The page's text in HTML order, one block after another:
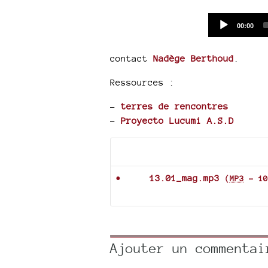
Current
00:00
contact Nadège Berthoud
Ressources :
– terres de rencontres
– Proyecto Lucumi A.S.D
13.01_mag.mp3 (MP3 -
Ajouter un